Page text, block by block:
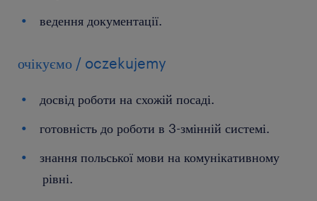
ведення документації.
очікуємо / oczekujemy
досвід роботи на схожій посаді.
готовність до роботи в 3-змінній системі.
знання польської мови на комунікативному
рівні.